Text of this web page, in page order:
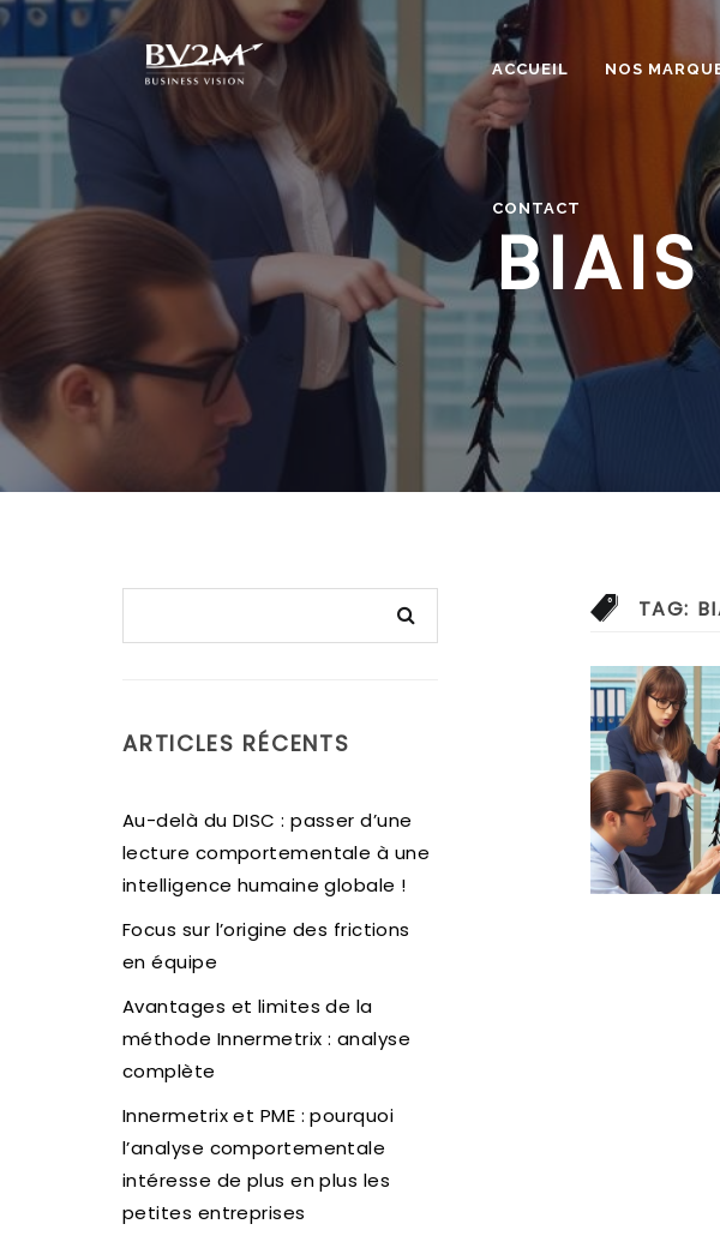
ACCUEIL NOS
CONTACT
TAG:
ARTICLES RÉCENTS
Au-delà du DISC : passer d’une
lecture comportementale à une
intelligence humaine globale !
Focus sur l’origine des frictions
en équipe
Avantages et limites de la
méthode Innermetrix : analyse
complète
Innermetrix et PME : pourquoi
l’analyse comportementale
intéresse de plus en plus les
petites entreprises